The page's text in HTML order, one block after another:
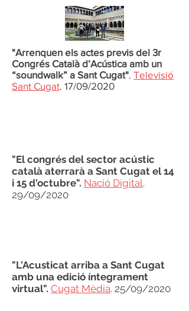
"Arrenquen els actes previs del 3r
Congrés Català d’Acústica amb un
“soundwalk” a Sant Cugat". Televisió
Sant Cugat. 17/09/2020
"El congrés del sector acústic
català aterrarà a Sant Cugat el 14
i 15 d'octubre". Nació Digital.
29/09/2020
"L'Acusticat arriba a Sant Cugat
amb una edició íntegrament
virtual". Cugat Mèdia. 25/09/2020